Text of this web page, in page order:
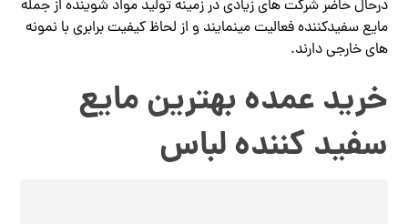
درحال حاضر شرکت های زیادی در زمینه تولید مواد شوینده از جمله
مایع سفیدکننده فعالیت مینمایند و از لحاظ کیفیت برابری با نمونه
های خارجی دارند.
خرید عمده بهترین مایع
سفید کننده لباس